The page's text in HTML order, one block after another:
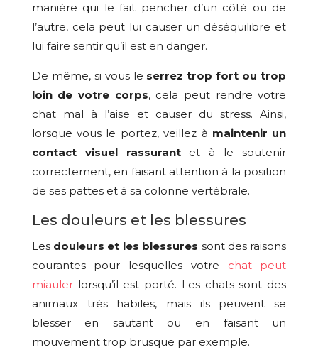
manière qui le fait pencher d’un côté ou de
l’autre, cela peut lui causer un déséquilibre et
lui faire sentir qu’il est en danger.
De même, si vous le serrez trop fort ou trop
loin de votre corps, cela peut rendre votre
chat mal à l’aise et causer du stress. Ainsi,
lorsque vous le portez, veillez à maintenir un
contact visuel rassurantet à le soutenir
correctement, en faisant attention à la position
de ses pattes et à sa colonne vertébrale.
Les douleurs et les blessures
Les douleurs et les blessures sont des raisons
courantes pour lesquelles votre chat peut
miaulerlorsqu’il est porté. Les chats sont des
animaux très habiles, mais ils peuvent se
blesser en sautant ou en faisant un
mouvement trop brusque par exemple.